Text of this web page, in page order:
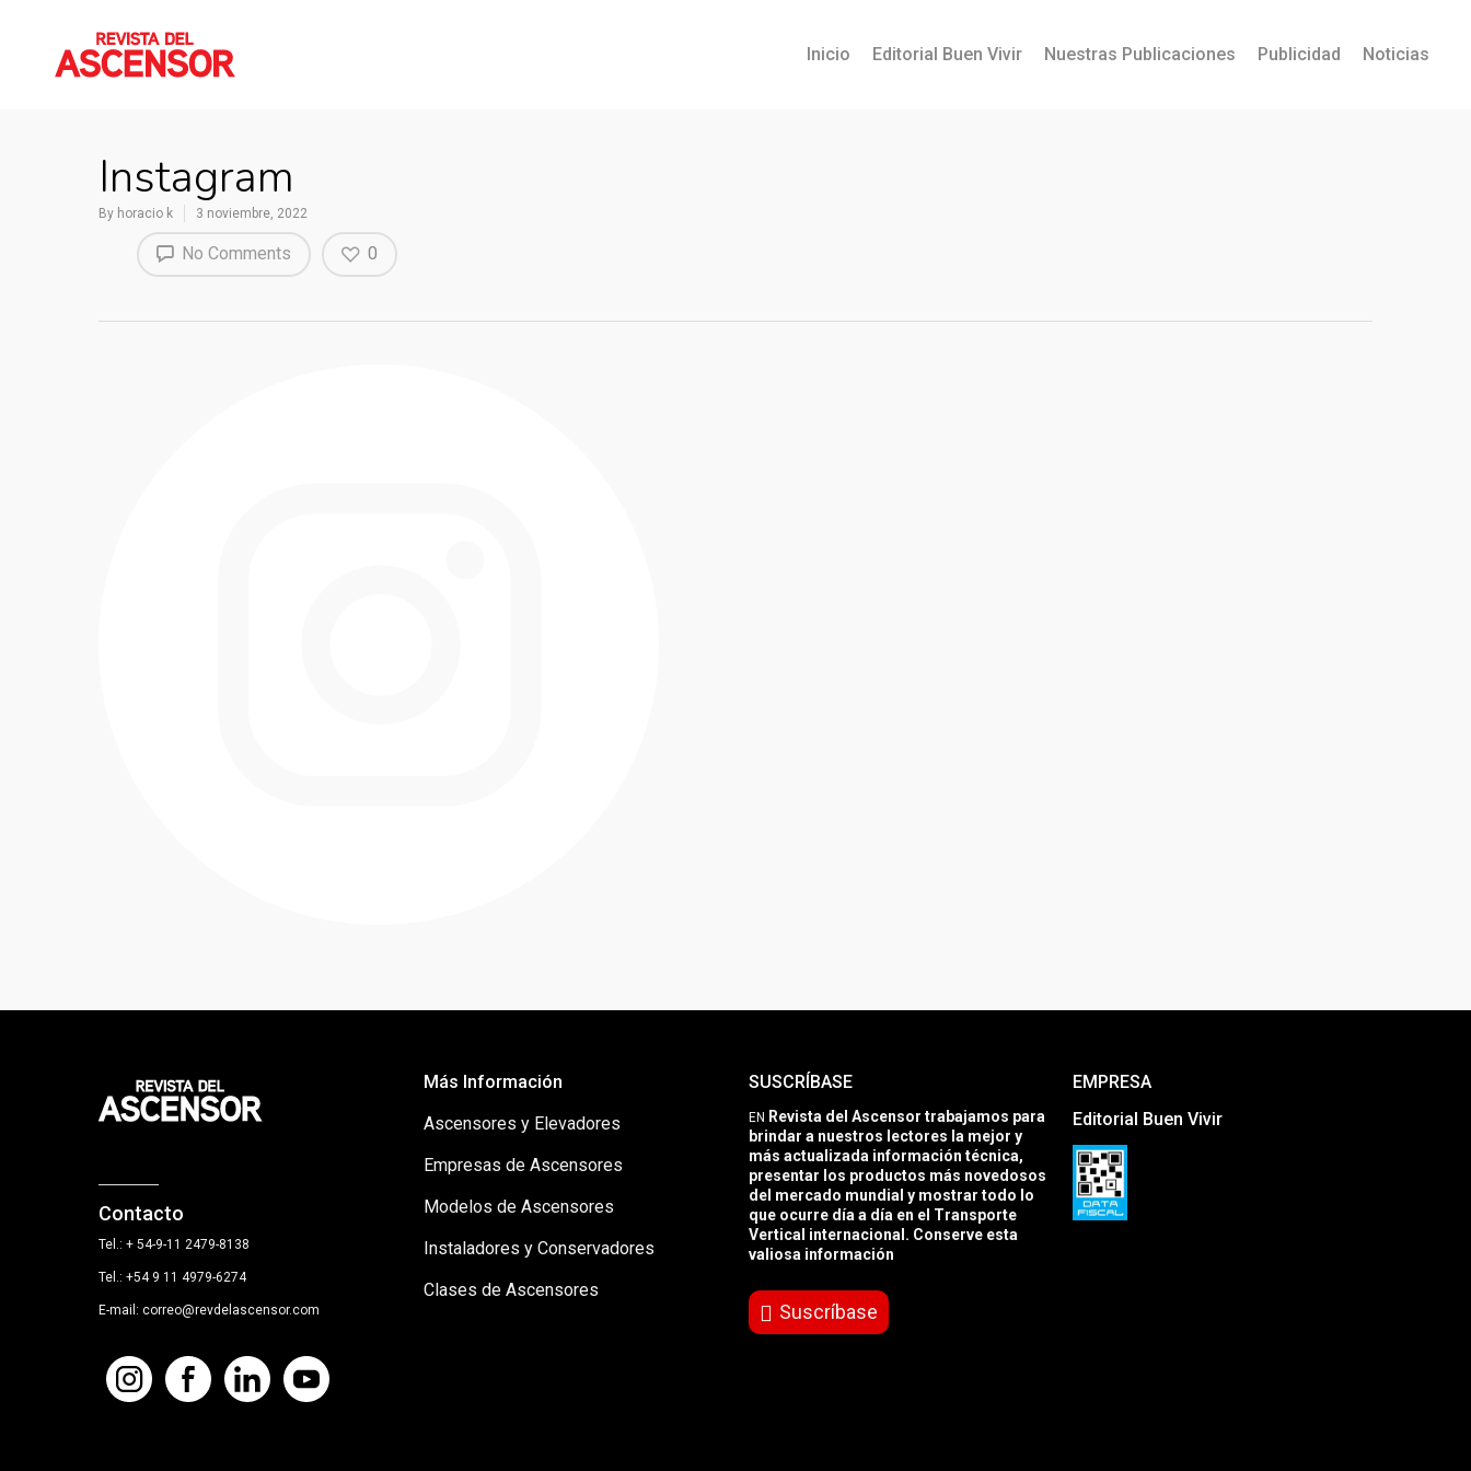
Inicio Editorial Buen Vivir Nuestras Publicaciones Publicidad Noticias
Instagram
By horacio k 3 noviembre, 2022
No Comments 0
Contacto
Tel.: + 54-9-11 2479-8138
Tel.: +54 9 11 4979-6274
E-mail: correo@revdelascensor.com
Más Información
Ascensores y Elevadores
Empresas de Ascensores
Modelos de Ascensores
Instaladores y Conservadores
Clases de Ascensores
SUSCRÍBASE
EN Revista del Ascensor trabajamos para
brindar a nuestros lectores la mejor y
más actualizada información técnica,
presentar los productos más novedosos
del mercado mundial y mostrar todo lo
que ocurre día a día en el Transporte
Vertical internacional. Conserve esta
valiosa información
Suscríbase
EMPRESA
Editorial Buen Vivir